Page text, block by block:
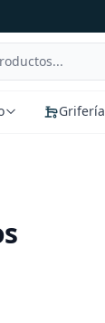
Grifería